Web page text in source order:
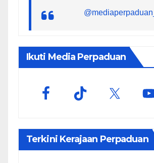
@mediaperpaduan_
Ikuti Media Perpaduan
Terkini Kerajaan Perpaduan